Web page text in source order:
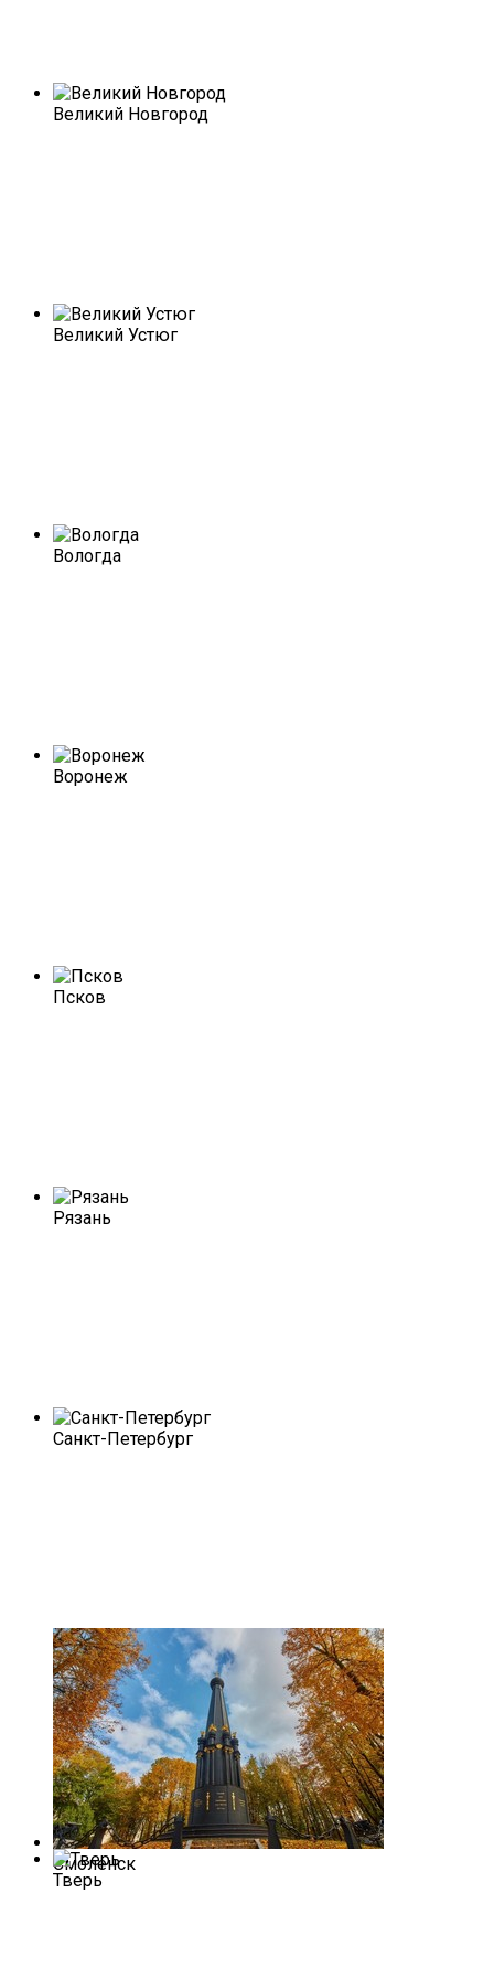
Великий Новгород
Великий Устюг
Вологда
Воронеж
Псков
Рязань
Санкт-Петербург
Смоленск
Тверь